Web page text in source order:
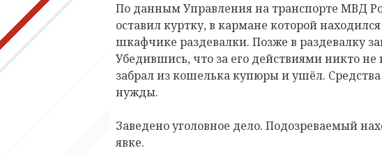
По данным Управления на транспорте МВД
оставил куртку, в кармане которой
шкафчике раздевалки. Позже в раздевалку
Убедившись, что за его действиями никто
забрал из кошелька купюры и ушёл.
нужды.
Заведено уголовное дело. Подозреваемый
явке.